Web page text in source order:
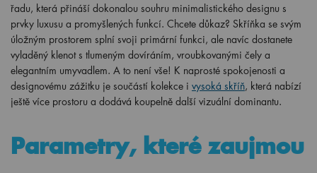
řadu, která přináší dokonalou souhru minimalistického designu s
prvky luxusu a promyšlených funkcí. Chcete důkaz? Skříňka se svým
úložným prostorem splní svoji primární funkci, ale navíc dostanete
vyladěný klenot s tlumeným dovíráním, vroubkovanými čely a
elegantním umyvadlem. A to není vše! K naprosté spokojenosti a
designovému zážitku je součástí kolekce i vysoká skříň, která nabízí
ještě více prostoru a dodává koupelně další vizuální dominantu.
Parametry, které zaujmou